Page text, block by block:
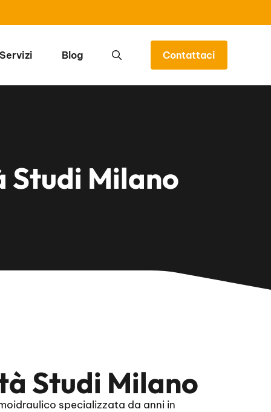
Servizi Blog Contattaci
Studi Milano
Studi Milano
specializzata da anni in